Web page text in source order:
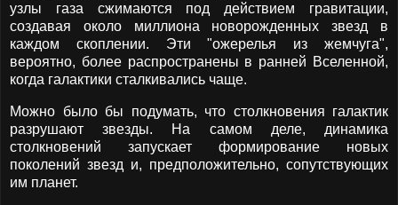
узлы газа сжимаются под действием гравитации,
создавая около миллиона новорожденных звезд в
каждом скоплении. Эти "ожерелья из жемчуга",
вероятно, более распространены в ранней Вселенной,
когда галактики сталкивались чаще.
Можно было бы подумать, что столкновения галактик
разрушают звезды. На самом деле, динамика
столкновений запускает формирование новых
поколений звезд и, предположительно, сопутствующих
им планет.